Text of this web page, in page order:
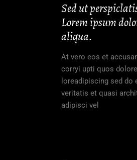
Sed ut
Lorem ipsum
aliqua.
At vero eos et
corryi upti quos
loreadipiscing sed
veritatis et quasi
adipisci vel